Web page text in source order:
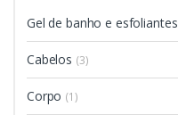
Gel de banho e esfoliantes
Cabelos (3)
Corpo (1)